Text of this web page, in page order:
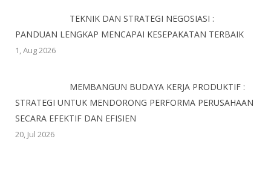
TEKNIK DAN STRATEGI NEGOSIASI :
PANDUAN LENGKAP MENCAPAI KESEPAKATAN TERBAIK
1, Aug 2026
MEMBANGUN BUDAYA KERJA PRODUKTIF :
STRATEGI UNTUK MENDORONG PERFORMA PERUSAHAAN
SECARA EFEKTIF DAN EFISIEN
20, Jul 2026